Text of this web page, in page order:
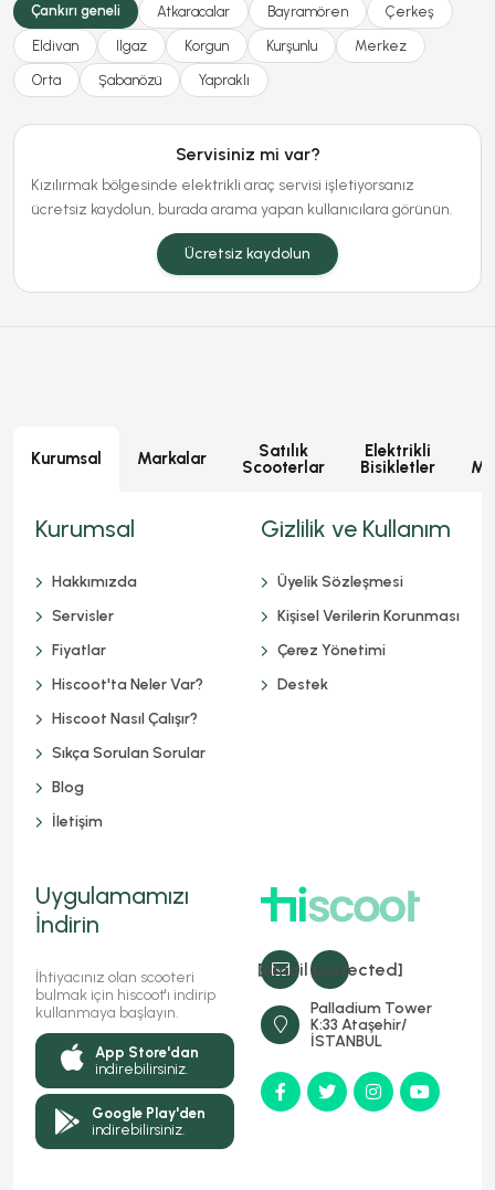
Çankırı geneli Atkaracalar Bayramören Çerkeş
Eldivan Ilgaz Korgun Kurşunlu Merkez
Orta Şabanözü Yapraklı
Servisiniz mi var?
Kızılırmak bölgesinde elektrikli araç servisi işletiyorsanız
ücretsiz kaydolun, burada arama yapan kullanıcılara görünün.
Ücretsiz kaydolun
Kurumsal Markalar
Satılık
Scooterlar
Elektrikli
Bisikletler
[email protected]
Palladium Tower
K:33 Ataşehir/
İSTANBUL
Kurumsal
Hakkımızda
Servisler
Fiyatlar
Hiscoot'ta Neler Var?
Hiscoot Nasıl Çalışır?
Sıkça Sorulan Sorular
Blog
İletişim
Gizlilik ve Kullanım
Üyelik Sözleşmesi
Kişisel Verilerin Korunması
Çerez Yönetimi
Destek
Uygulamamızı
İndirin
İhtiyacınız olan scooteri
bulmak için hiscoot'ı indirip
kullanmaya başlayın.
App Store'dan
indirebilirsiniz.
Google Play'den
indirebilirsiniz.